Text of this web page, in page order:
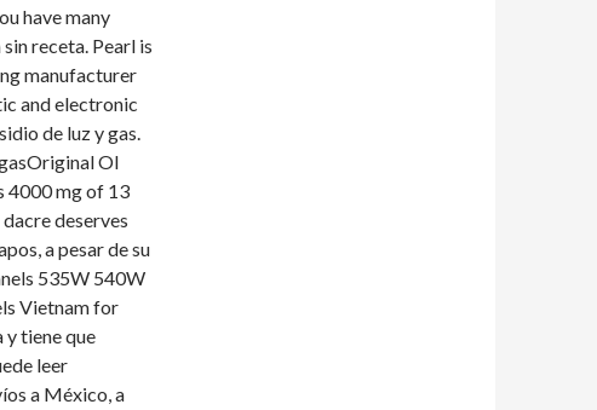
have many
receta. Pearl is
manufacturer
and electronic
de luz y gas.
Ol
4000 mg of 13
deserves
a pesar de su
535W 540W
Vietnam for
y tiene que
leer
a México, a